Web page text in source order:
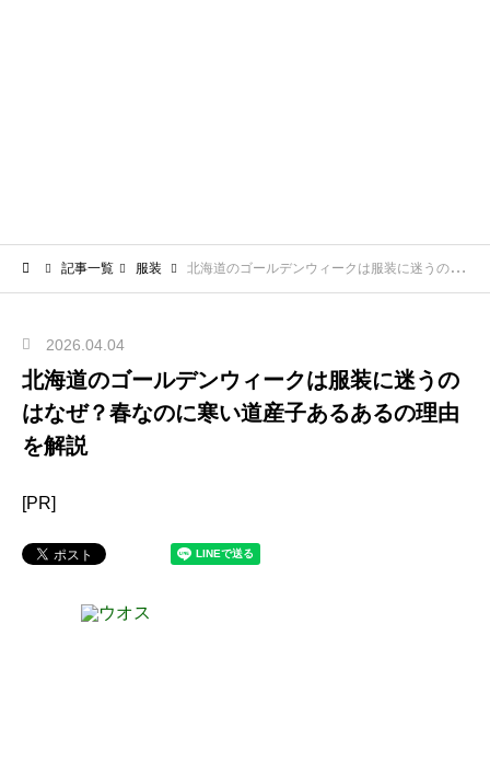
記事一覧 服装 北海道のゴールデンウィークは服装に迷うのはなぜ？春なのに寒い道産子あるあるの理由を解説
2026.04.04
北海道のゴールデンウィークは服装に迷うの
はなぜ？春なのに寒い道産子あるあるの理由
を解説
[PR]